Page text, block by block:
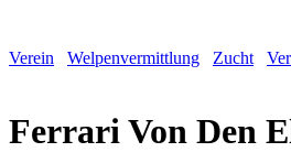
Verein Welpenvermittlung Zucht
Ferrari Von Den